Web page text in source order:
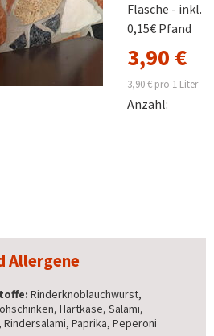
Flasche - inkl.
0,15€ Pfand
3,90 €
3,90€ pro 1 Liter
Anzahl:
Allergene
Rinderknoblauchwurst,
Hartkäse, Salami,
Paprika, Peperoni